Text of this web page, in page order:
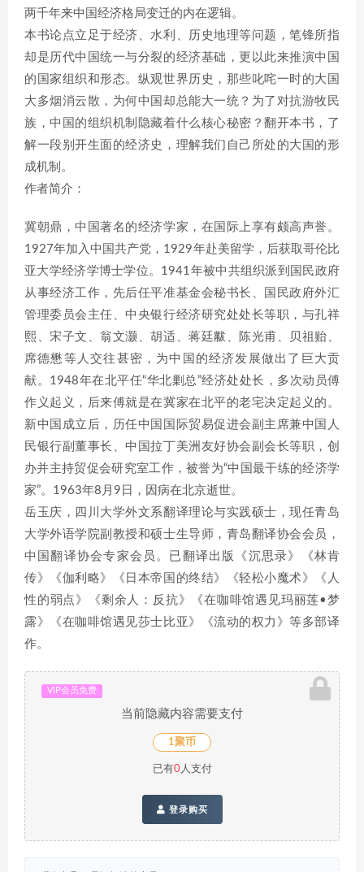
两千年来中国经济格局变迁的内在逻辑。
本书论点立足于经济、水利、历史地理等问题，笔锋所指
却是历代中国统一与分裂的经济基础，更以此来推演中国
的国家组织和形态。纵观世界历史，那些叱咤一时的大国
大多烟消云散，为何中国却总能大一统？为了对抗游牧民
族，中国的组织机制隐藏着什么核心秘密？翻开本书，了
解一段别开生面的经济史，理解我们自己所处的大国的形
成机制。
作者简介：
冀朝鼎，中国著名的经济学家，在国际上享有颇高声誉。
1927年加入中国共产党，1929年赴美留学，后获取哥伦比
亚大学经济学博士学位。1941年被中共组织派到国民政府
从事经济工作，先后任平准基金会秘书长、国民政府外汇
管理委员会主任、中央银行经济研究处处长等职，与孔祥
熙、宋子文、翁文灏、胡适、蒋廷黻、陈光甫、贝祖贻、
席德懋等人交往甚密，为中国的经济发展做出了巨大贡
献。1948年在北平任“华北剿总”经济处处长，多次动员傅
作义起义，后来傅就是在冀家在北平的老宅决定起义的。
新中国成立后，历任中国国际贸易促进会副主席兼中国人
民银行副董事长、中国拉丁美洲友好协会副会长等职，创
办并主持贸促会研究室工作，被誉为“中国最干练的经济学
家”。1963年8月9日，因病在北京逝世。
岳玉庆，四川大学外文系翻译理论与实践硕士，现任青岛
大学外语学院副教授和硕士生导师，青岛翻译协会会员，
中国翻译协会专家会员。已翻译出版《沉思录》《林肯
传》《伽利略》《日本帝国的终结》《轻松小魔术》《人
性的弱点》《剩余人：反抗》《在咖啡馆遇见玛丽莲•梦
露》《在咖啡馆遇见莎士比亚》《流动的权力》等多部译
作。
VIP会员免费
当前隐藏内容需要支付
1聚币
已有0人支付
登录购买